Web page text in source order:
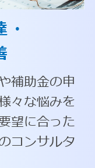
補助金の申
々な悩みを
望に合った
コンサルタ